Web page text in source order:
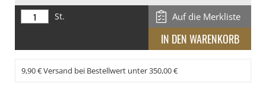
St.
Auf die Merkliste
9,90 € Versand bei Bestellwert unter 350,00 €